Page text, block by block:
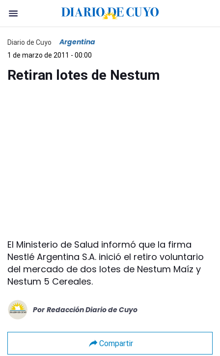
Diario de Cuyo Argentina
1 de marzo de 2011 - 00:00
Retiran lotes de Nestum
El Ministerio de Salud informó que la firma
Nestlé Argentina S.A. inició el retiro voluntario
del mercado de dos lotes de Nestum Maíz y
Nestum 5 Cereales.
Por Redacción Diario de Cuyo
Compartir